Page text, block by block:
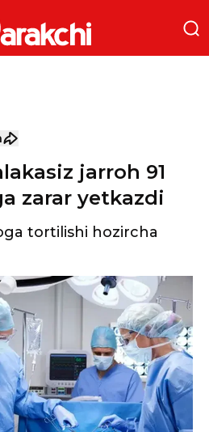
jarroh 91
zarar yetkazdi
tortilishi hozircha